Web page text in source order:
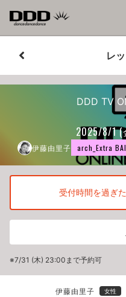
レ
DDD TV
2025/8/1 (
伊藤由里子 arch_Extra
受付時間を過ぎ
※7/31 (木) 23:00まで予約可
伊藤由里子 女性